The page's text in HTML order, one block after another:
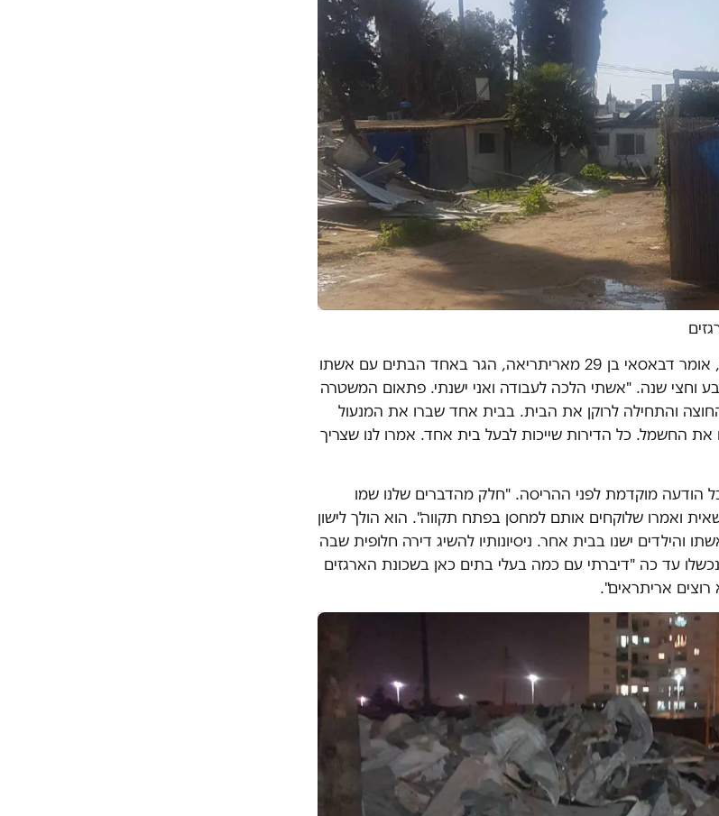
"את כל הדירות הרסו ושברו", אומר דבאסאי בן 29 מאריתריאה, הגר באחד הבתים עם אשתו
וחצי שנה. "אשתי הלכה לעבודה ואני ישנתי. פתאום המשטרה
והתחילה לרוקן את הבית. בבית אחד שברו את המנעול
החשמל. כל הדירות שייכות לבעל בית אחד. אמרו לנו שצריך
הודעה מוקדמת לפני ההריסה. "חלק מהדברים שלנו שמו
ואמרו שלוקחים אותם למחסן בפתח תקווה". הוא הולך לישון
והילדים ישנו בבית אחר. ניסיונותיו להשיג דירה חלופית שבה
עד כה "דיברתי עם כמה בעלי בתים כאן בשכונת הארגזים
אריתראים".